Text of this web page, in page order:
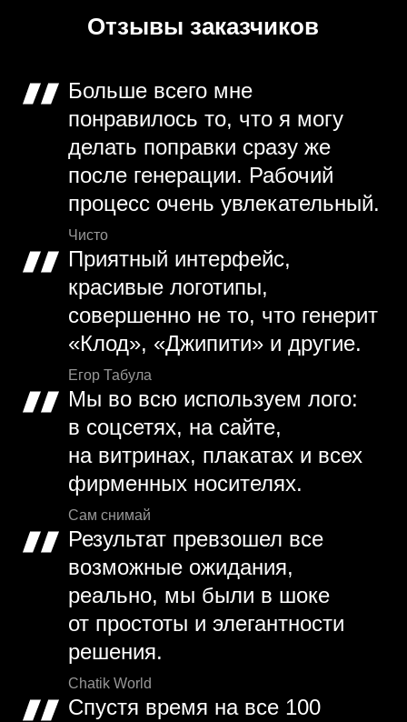
Отзывы заказчиков
Больше всего мне
понравилось то, что я могу
делать поправки сразу же
после генерации. Рабочий
процесс очень увлекательный.
Чисто
Приятный интерфейс,
красивые логотипы,
совершенно не то, что генерит
«Клод», «Джипити» и другие.
Егор Табула
Мы во всю используем лого:
в соцсетях, на сайте,
на витринах, плакатах и всех
фирменных носителях.
Сам снимай
Результат превзошел все
возможные ожидания,
реально, мы были в шоке
от простоты и элегантности
решения.
Chatik World
Спустя время на все 100